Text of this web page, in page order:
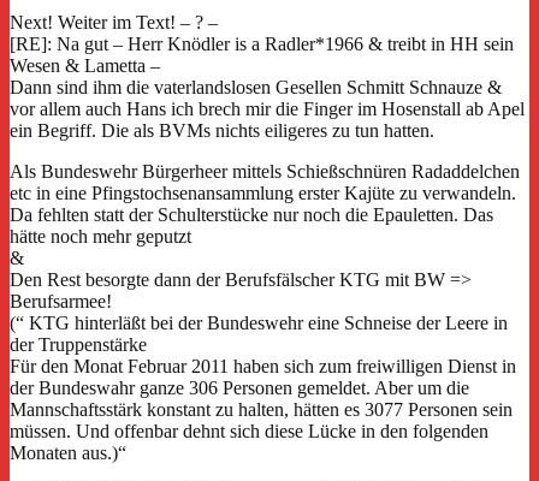
Next! Weiter im Text! – ? –
[RE]: Na gut – Herr Knödler is a Radler*1966 & treibt in HH sein
Wesen & Lametta –
Dann sind ihm die vaterlandslosen Gesellen Schmitt Schnauze &
vor allem auch Hans ich brech mir die Finger im Hosenstall ab Apel
ein Begriff. Die als BVMs nichts eiligeres zu tun hatten.
Als Bundeswehr Bürgerheer mittels Schießschnüren Radaddelchen
etc in eine Pfingstochsenansammlung erster Kajüte zu verwandeln.
Da fehlten statt der Schulterstücke nur noch die Epauletten. Das
hätte noch mehr geputzt
&
Den Rest besorgte dann der Berufsfälscher KTG mit BW =>
Berufsarmee!
(“ KTG hinterläßt bei der Bundeswehr eine Schneise der Leere in
der Truppenstärke
Für den Monat Februar 2011 haben sich zum freiwilligen Dienst in
der Bundeswahr ganze 306 Personen gemeldet. Aber um die
Mannschaftsstärk konstant zu halten, hätten es 3077 Personen sein
müssen. Und offenbar dehnt sich diese Lücke in den folgenden
Monaten aus.)“